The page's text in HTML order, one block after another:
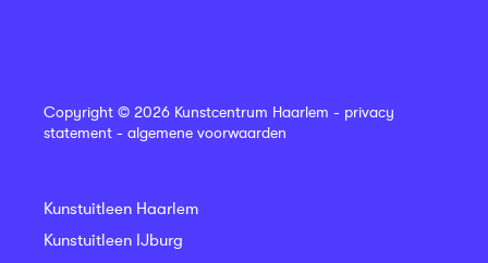
Copyright © 2026 Kunstcentrum Haarlem - privacy
statement - algemene voorwaarden
Kunstuitleen Haarlem
Kunstuitleen IJburg